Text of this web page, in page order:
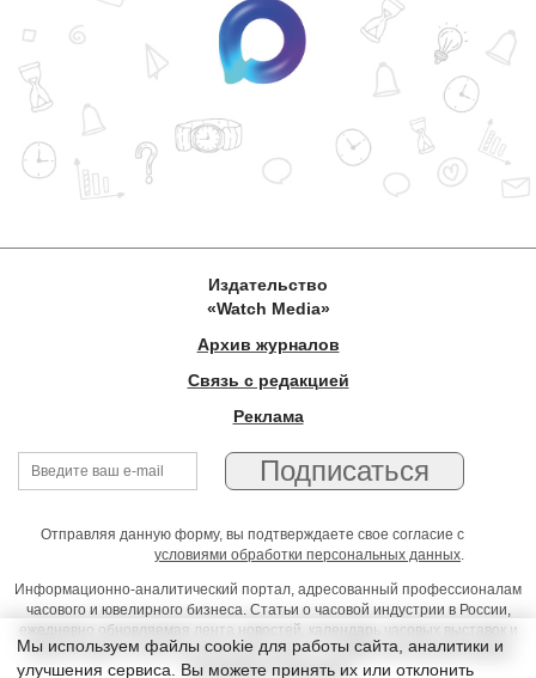
Издательство
«Watch Media»
Архив журналов
Связь с редакцией
Реклама
Отправляя данную форму, вы подтверждаете свое согласие с
условиями обработки персональных данных.
Информационно-аналитический портал, адресованный профессионалам
часового и ювелирного бизнеса. Статьи о часовой индустрии в России,
ежедневно обновляемая лента новостей, календарь часовых выставок и
презентаций, on-line консультации юриста, профессиональный форум
часовщиков и ювелиров
Мы используем файлы cookie для работы сайта, аналитики и
улучшения сервиса. Вы можете принять их или отклонить